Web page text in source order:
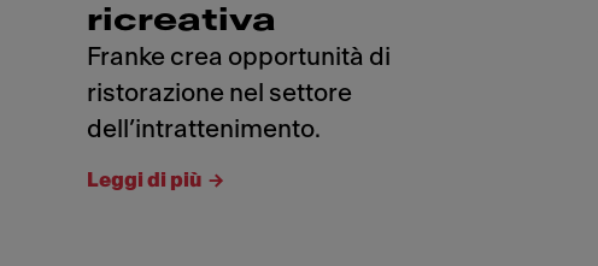
ricreativa
Franke crea opportunità di
ristorazione nel settore
dell’intrattenimento.
Leggi di più